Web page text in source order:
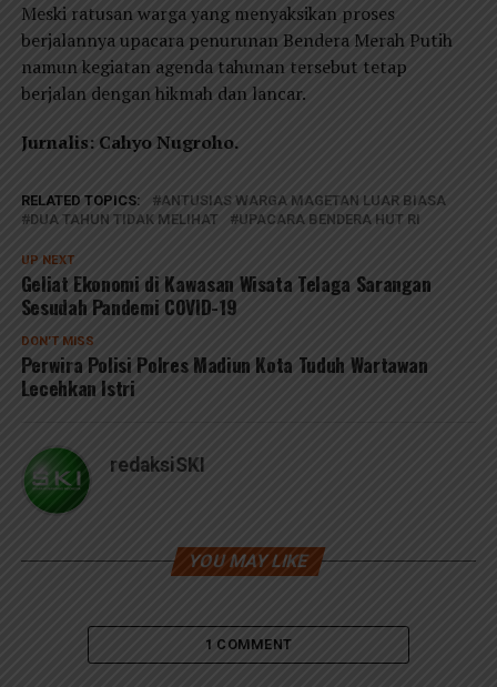
Meski ratusan warga yang menyaksikan proses
berjalannya upacara penurunan Bendera Merah Putih
namun kegiatan agenda tahunan tersebut tetap
berjalan dengan hikmah dan lancar.
Jurnalis: Cahyo Nugroho.
RELATED TOPICS:
ANTUSIAS WARGA MAGETAN LUAR BIASA
DUA TAHUN TIDAK MELIHAT
UPACARA BENDERA HUT RI
UP NEXT
Geliat Ekonomi di Kawasan Wisata Telaga Sarangan
Sesudah Pandemi COVID-19
DON'T MISS
Perwira Polisi Polres Madiun Kota Tuduh Wartawan
Lecehkan Istri
redaksiSKI
YOU MAY LIKE
1 COMMENT